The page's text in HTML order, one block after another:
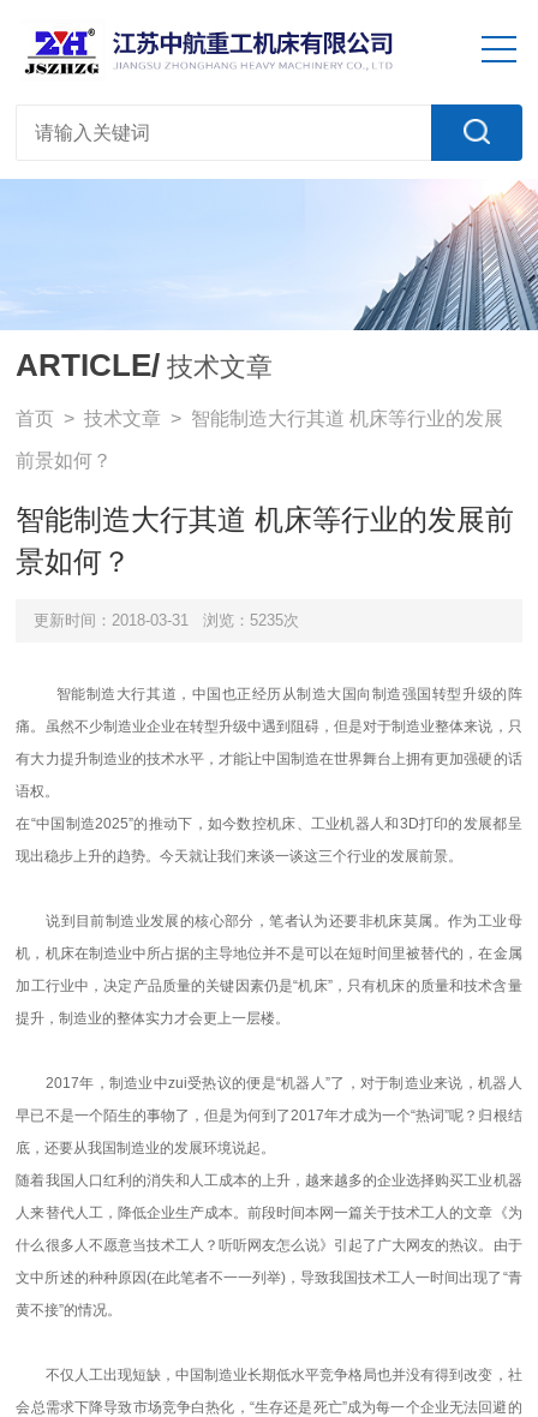
ARTICLE/ 技术文章
首页 >技术文章 > 智能制造大行其道 机床等行业的发展
前景如何？
智能制造大行其道 机床等行业的发展前
景如何？
更新时间：2018-03-31 浏览：5235次
智能制造大行其道，中国也正经历从制造大国向制造强国转型升级的阵
痛。虽然不少制造业企业在转型升级中遇到阻碍，但是对于制造业整体来说，只
有大力提升制造业的技术水平，才能让中国制造在世界舞台上拥有更加强硬的话
语权。
在“中国制造2025”的推动下，如今数控机床、工业机器人和3D打印的发展都呈
现出稳步上升的趋势。今天就让我们来谈一谈这三个行业的发展前景。
说到目前制造业发展的核心部分，笔者认为还要非机床莫属。作为工业母
机，机床在制造业中所占据的主导地位并不是可以在短时间里被替代的，在金属
加工行业中，决定产品质量的关键因素仍是“机床”，只有机床的质量和技术含量
提升，制造业的整体实力才会更上一层楼。
2017年，制造业中zui受热议的便是“机器人”了，对于制造业来说，机器人
早已不是一个陌生的事物了，但是为何到了2017年才成为一个“热词”呢？归根结
底，还要从我国制造业的发展环境说起。
随着我国人口红利的消失和人工成本的上升，越来越多的企业选择购买工业机器
人来替代人工，降低企业生产成本。前段时间本网一篇关于技术工人的文章《为
什么很多人不愿意当技术工人？听听网友怎么说》引起了广大网友的热议。由于
文中所述的种种原因(在此笔者不一一列举)，导致我国技术工人一时间出现了“青
黄不接”的情况。
不仅人工出现短缺，中国制造业长期低水平竞争格局也并没有得到改变，社
会总需求下降导致市场竞争白热化，“生存还是死亡”成为每一个企业无法回避的